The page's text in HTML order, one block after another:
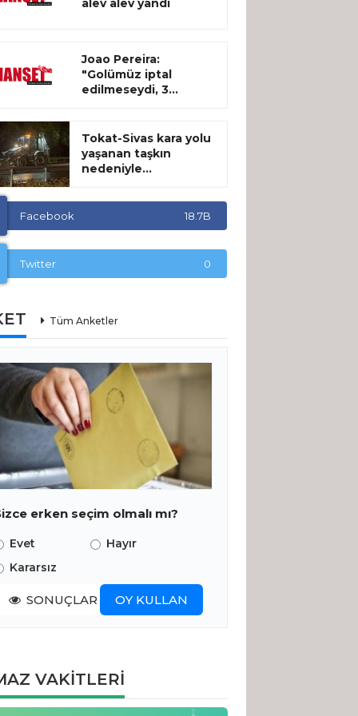
alev alev yandı
Joao Pereira:
"Golümüz iptal
edilmeseydi, 3...
Tokat-Sivas kara yolu
yaşanan taşkın
nedeniyle...
Facebook 18.7B
Twitter 0
Tüm Anketler
erken seçim olmalı mı?
Evet
Hayır
Kararsız
SONUÇLAR OY KULLAN
VAKİTLERİ